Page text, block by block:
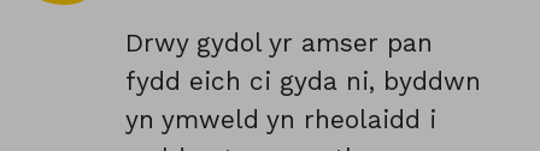
Drwy gydol yr amser pan
fydd eich ci gyda ni, byddwn
yn ymweld yn rheolaidd i